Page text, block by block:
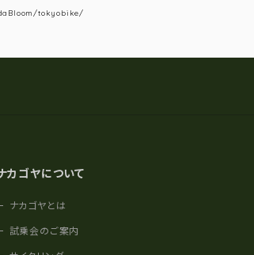
tokyobike/
カゴヤについて
ナカゴヤとは
試乗会のご案内